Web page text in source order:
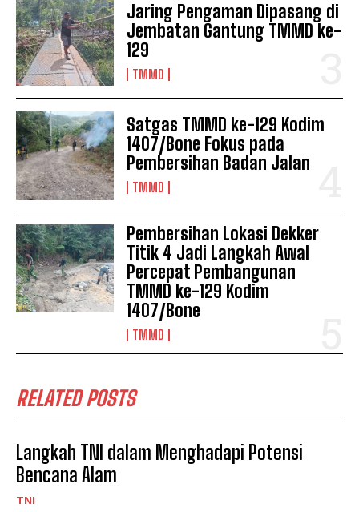
Jaring Pengaman Dipasang di
Jembatan Gantung TMMD ke-
129
TMMD
Satgas TMMD ke-129 Kodim
1407/Bone Fokus pada
Pembersihan Badan Jalan
TMMD
Pembersihan Lokasi Dekker
Titik 4 Jadi Langkah Awal
Percepat Pembangunan
TMMD ke-129 Kodim
1407/Bone
TMMD
RELATED POSTS
Langkah TNI dalam Menghadapi Potensi
Bencana Alam
TNI